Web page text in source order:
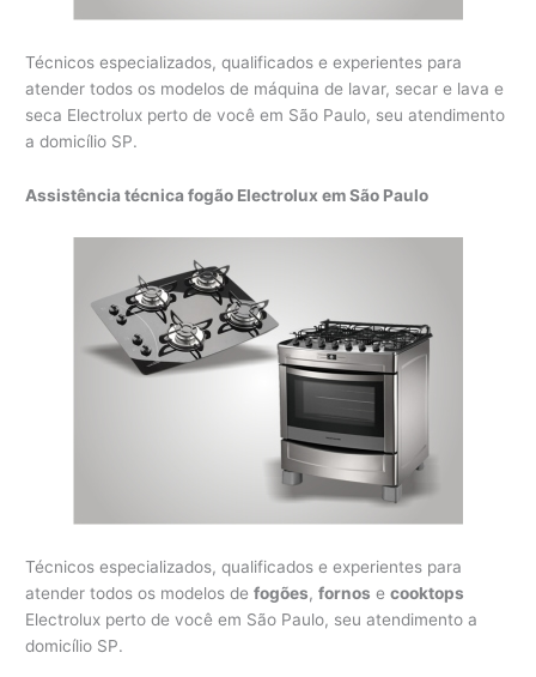
Técnicos especializados, qualificados e experientes para
atender todos os modelos de máquina de lavar, secar e lava e
seca Electrolux perto de você em São Paulo, seu atendimento
a domicílio SP.
Assistência técnica fogão Electrolux em São Paulo
Técnicos especializados, qualificados e experientes para
atender todos os modelos defogões,fornos ecooktops
Electrolux perto de você em São Paulo, seu atendimento a
domicílio SP.